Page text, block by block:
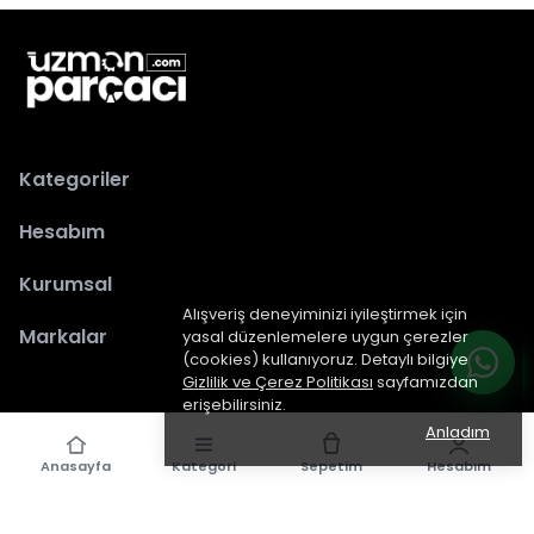
Alışveriş deneyiminizi iyileştirmek için
yasal düzenlemelere uygun çerezler
(cookies) kullanıyoruz. Detaylı bilgiye
Gizlilik ve Çerez Politikası sayfamızdan
erişebilirsiniz.
Anladım
Kategoriler
Hesabım
Kurumsal
Markalar
epiked.comtarafından dizayn edilmiştir.
Anasayfa Kategori Sepetim Hesabım